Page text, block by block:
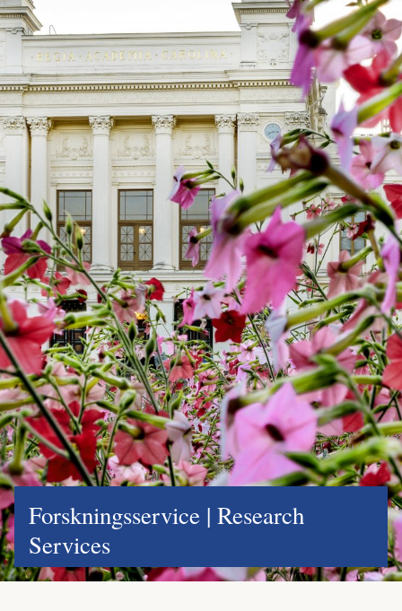
Forskningsservice | Research
Services